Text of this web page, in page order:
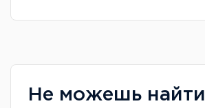
Не можешь найти